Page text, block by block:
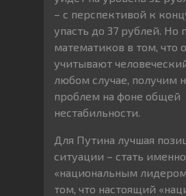
– с перспективой к
упасть до 37 рублей. Но
математиков в том, что
учитывают
любом случае, получим
проблем на фоне общей
нестабильности.
Для Путина лучшая
ситуации – стать именно
«национальным
том, что настоящий